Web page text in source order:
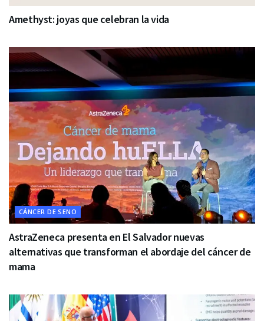
Amethyst: joyas que celebran la vida
CÁNCER DE SENO
AstraZeneca presenta en El Salvador nuevas
alternativas que transforman el abordaje del cáncer de
mama